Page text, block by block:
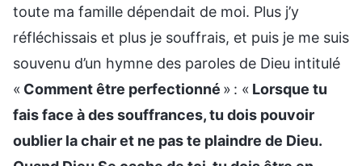
toute ma famille dépendait de moi. Plus j’y
réfléchissais et plus je souffrais, et puis je me suis
souvenu d’un hymne des paroles de Dieu intitulé
« Comment être perfectionné » : « Lorsque tu
fais face à des souffrances, tu dois pouvoir
oublier la chair et ne pas te plaindre de Dieu.